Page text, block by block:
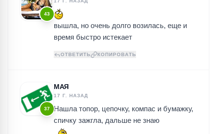
43
вышла, но очень долго возилась, еще и
время быстро истекает
ОТВЕТИТЬ КОПИРОВАТЬ
37
МАЯ
17 Г. НАЗАД
Нашла топор, цепочку, компас и бумажку,
спичку зажгла, дальше не знаю